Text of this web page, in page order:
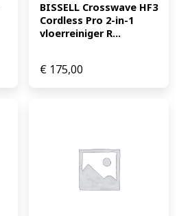
BISSELL Crosswave HF3
Cordless Pro 2-in-1
vloerreiniger R...
€ 175,00